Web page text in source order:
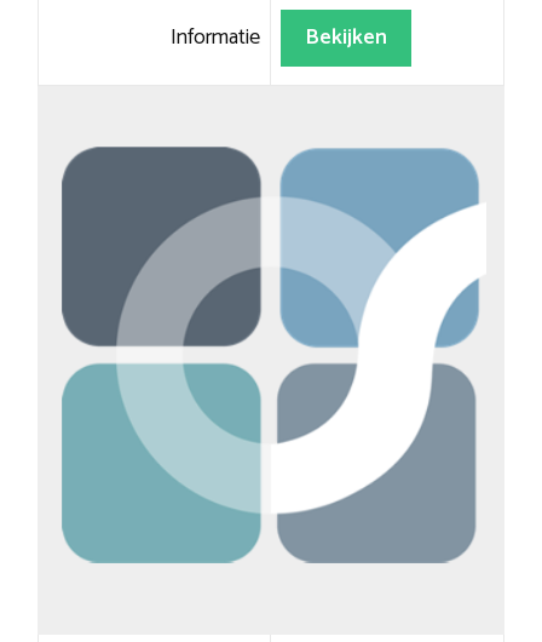
Informatie Bekijken